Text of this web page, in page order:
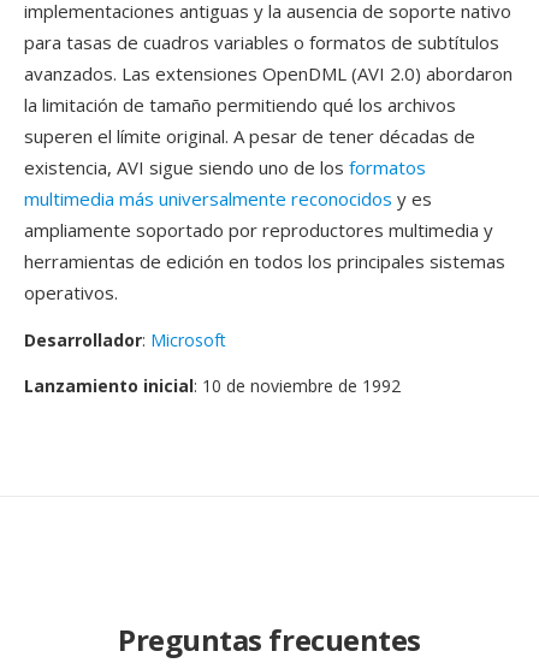
implementaciones antiguas y la ausencia de soporte nativo
para tasas de cuadros variables o formatos de subtítulos
avanzados. Las extensiones OpenDML (AVI 2.0) abordaron
la limitación de tamaño permitiendo qué los archivos
superen el límite original. A pesar de tener décadas de
existencia, AVI sigue siendo uno de los formatos
multimedia más universalmente reconocidos y es
ampliamente soportado por reproductores multimedia y
herramientas de edición en todos los principales sistemas
operativos.
Desarrollador: Microsoft
Lanzamiento inicial: 10 de noviembre de 1992
Preguntas frecuentes